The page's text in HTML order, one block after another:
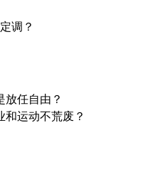
调？
任自由？
运动不荒废？